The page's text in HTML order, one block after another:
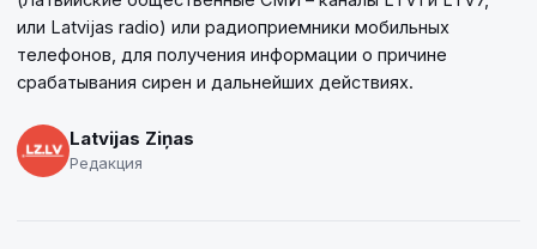
или Latvijas radio) или радиоприемники мобильных
телефонов, для получения информации о причине
срабатывания сирен и дальнейших действиях.
Latvijas Ziņas
Редакция